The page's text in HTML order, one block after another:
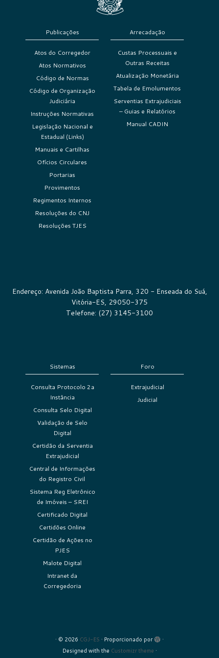
Publicações
Atos do Corregedor
Atos Normativos
Código de Normas
Código de Organização
Judiciária
Instruções Normativas
Legislação Nacional e
Estadual (Links)
Manuais e Cartilhas
Ofícios Circulares
Portarias
Provimentos
Regimentos Internos
Resoluções do CNJ
Resoluções TJES
Arrecadação
Custas Processuais e
Outras Receitas
Atualização Monetária
Tabela de Emolumentos
Serventias Extrajudiciais
– Guias e Relatórios
Manual CADIN
Endereço: Avenida João Baptista Parra, 320 - Enseada do Suá,
Vitória-ES, 29050-375
Telefone: (27) 3145-3100
Sistemas
Consulta Protocolo 2a
Instância
Consulta Selo Digital
Validação de Selo
Digital
Certidão da Serventia
Extrajudicial
Central de Informações
do Registro Civil
Sistema Reg Eletrônico
de Imóveis – SREI
Certificado Digital
Certidões Online
Certidão de Ações no
PJES
Malote Digital
Intranet da
Corregedoria
Foro
Extrajudicial
Judicial
· © 2026 CGJ-ES · Proporcionado por
·
Designed with the Customizr theme ·